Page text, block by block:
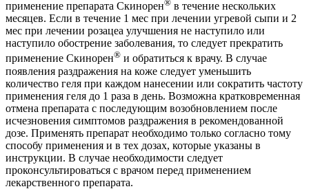
применение препарата Скинорен® в течение нескольких
месяцев. Если в течение 1 мес при лечении угревой сыпи и 2
мес при лечении розацеа улучшения не наступило или
наступило обострение заболевания, то следует прекратить
применение Скинорен® и обратиться к врачу. В случае
появления раздражения на коже следует уменьшить
количество геля при каждом нанесении или сократить частоту
применения геля до 1 раза в день. Возможна кратковременная
отмена препарата с последующим возобновлением после
исчезновения симптомов раздражения в рекомендованной
дозе. Применять препарат необходимо только согласно тому
способу применения и в тех дозах, которые указаны в
инструкции. В случае необходимости следует
проконсультироваться с врачом перед применением
лекарственного препарата.